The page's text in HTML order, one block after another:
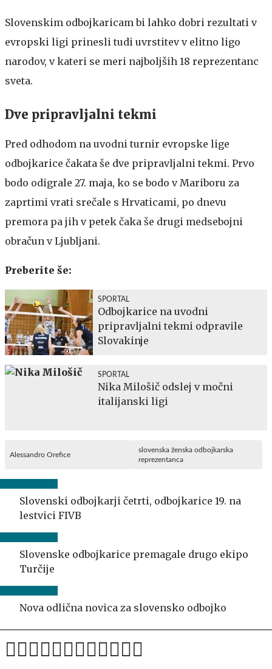
Slovenskim odbojkaricam bi lahko dobri rezultati v
evropski ligi prinesli tudi uvrstitev v elitno ligo
narodov, v kateri se meri najboljših 18 reprezentanc
sveta.
Dve pripravljalni tekmi
Pred odhodom na uvodni turnir evropske lige
odbojkarice čakata še dve pripravljalni tekmi. Prvo
bodo odigrale 27. maja, ko se bodo v Mariboru za
zaprtimi vrati srečale s Hrvaticami, po dnevu
premora pa jih v petek čaka še drugi medsebojni
obračun v Ljubljani.
Preberite še:
SPORTAL
Odbojkarice na uvodni
pripravljalni tekmi odpravile
Slovakinje
SPORTAL
Nika Milošič odslej v močni
italijanski ligi
Alessandro Orefice
slovenska ženska odbojkarska
reprezentanca
Slovenski odbojkarji četrti, odbojkarice 19. na
lestvici FIVB
Slovenske odbojkarice premagale drugo ekipo
Turčije
Nova odlična novica za slovensko odbojko